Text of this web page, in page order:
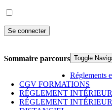
Sommaire parcours Toggle
Réglements
CGV FORMATIONS
RÉGLEMENT
RÉGLEMENT